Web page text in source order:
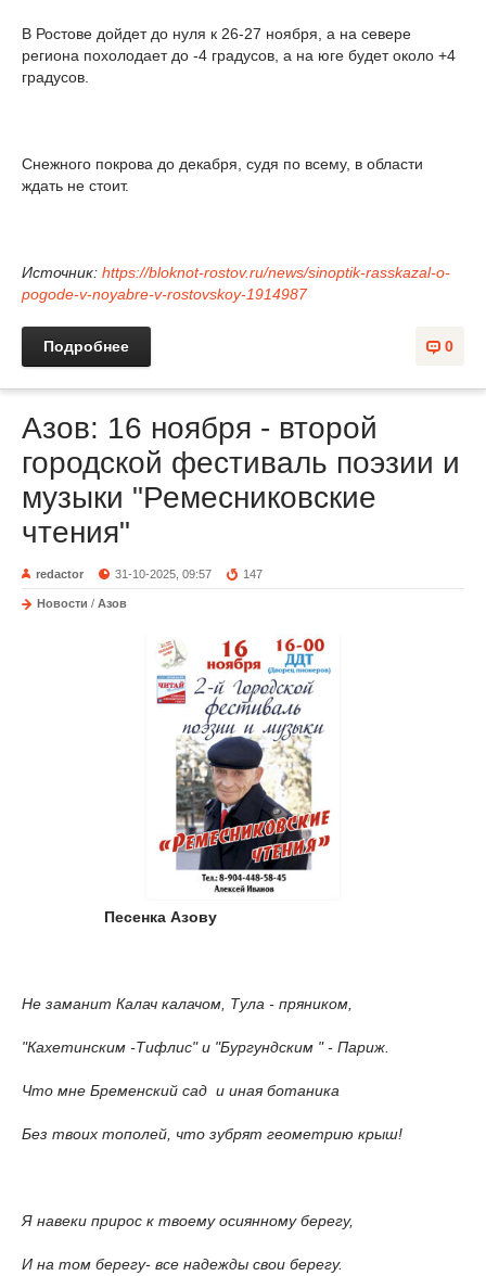
В Ростове дойдет до нуля к 26-27 ноября, а на севере
региона похолодает до -4 градусов, а на юге будет около +4
градусов.
Снежного покрова до декабря, судя по всему, в области
ждать не стоит.
Источник: https://bloknot-rostov.ru/news/sinoptik-rasskazal-o-
pogode-v-noyabre-v-rostovskoy-1914987
0
Подробнее
Азов: 16 ноября - второй
городской фестиваль поэзии и
музыки "Ремесниковские
чтения"
redactor 31-10-2025, 09:57 147
Новости / Азов
Песенка Азову
Не заманит Калач калачом, Тула - пряником,
"Кахетинским -Тифлис" и "Бургундским " - Париж.
Что мне Бременский сад и иная ботаника
Без твоих тополей, что зубрят геометрию крыш!
Я навеки прирос к твоему осиянному берегу,
И на том берегу- все надежды свои берегу.